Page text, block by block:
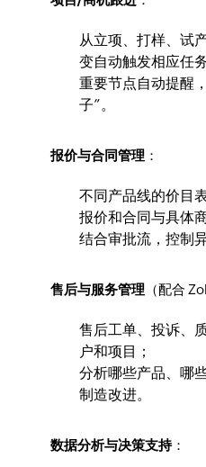
从立项、打样、试
变自动触发相应任务
重要节点自动提醒
子”。
报价与合同管理 ：
不同产品线的价目
报价和合同与具体
结合审批流，控制
售后与服务管理 （配合
售后工单、投诉、
户和项目；
分析哪些产品、哪
制造改进。
数据分析与决策支持：